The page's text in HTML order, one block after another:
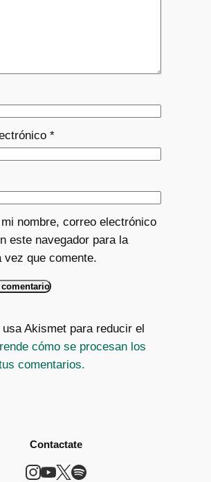
*
nombre, correo electrónico
este navegador para la
vez que comente.
Akismet para reducir el
cómo se procesan los
comentarios.
Contactate